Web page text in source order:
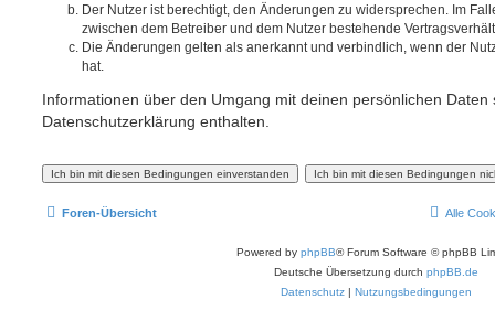
Der Nutzer ist berechtigt, den Änderungen zu widersprechen. Im
zwischen dem Betreiber und dem Nutzer bestehende
Die Änderungen gelten als anerkannt und verbindlich, wenn der
hat.
Informationen über den Umgang mit deinen persönlichen Daten
Datenschutzerklärung enthalten.
Foren-Übersicht Alle
Powered by phpBB® Forum Software © phpBB
Deutsche Übersetzung durch phpBB.de
Datenschutz | Nutzungsbedingungen